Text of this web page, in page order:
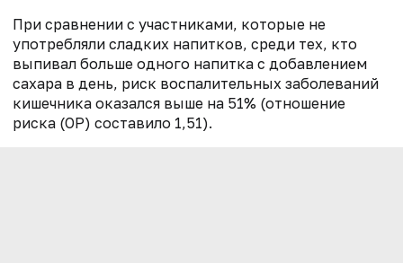
При сравнении с участниками, которые не
употребляли сладких напитков, среди тех, кто
выпивал больше одного напитка с добавлением
сахара в день, риск воспалительных заболеваний
кишечника оказался выше на 51% (отношение
риска (ОР) составило 1,51).